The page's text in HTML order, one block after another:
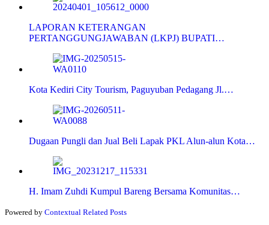
LAPORAN KETERANGAN
PERTANGGUNGJAWABAN (LKPJ) BUPATI…
Kota Kediri City Tourism, Paguyuban Pedagang Jl.…
Dugaan Pungli dan Jual Beli Lapak PKL Alun-alun Kota…
H. Imam Zuhdi Kumpul Bareng Bersama Komunitas…
Powered by Contextual Related Posts